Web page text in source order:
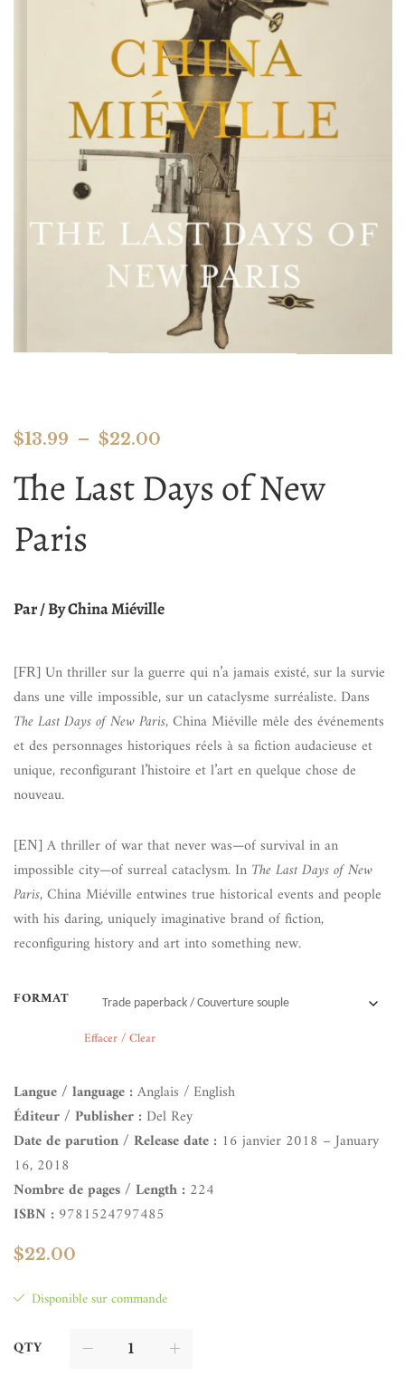
$13.99 – $22.00
The Last Days of New
Paris
Par / By China Miéville
[FR] Un thriller sur la guerre qui n’a jamais existé, sur la survie
dans une ville impossible, sur un cataclysme surréaliste. Dans
The Last Days of New Paris, China Miéville mêle des événements
et des personnages historiques réels à sa fiction audacieuse et
unique, reconfigurant l’histoire et l’art en quelque chose de
nouveau.
[EN] A thriller of war that never was—of survival in an
impossible city—of surreal cataclysm. In The Last Days of New
Paris, China Miéville entwines true historical events and people
with his daring, uniquely imaginative brand of fiction,
reconfiguring history and art into something new.
FORMAT
Effacer / Clear
Langue / language :Anglais / English
Éditeur / Publisher : Del Rey
Date de parution / Release date : 16 janvier 2018 – January
16, 2018
Nombre de pages / Length : 224
ISBN : 9781524797485
$22.00
Disponible sur commande
QTY